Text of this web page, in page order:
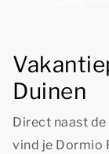
Duinen
Direct naast
vind je Dormio